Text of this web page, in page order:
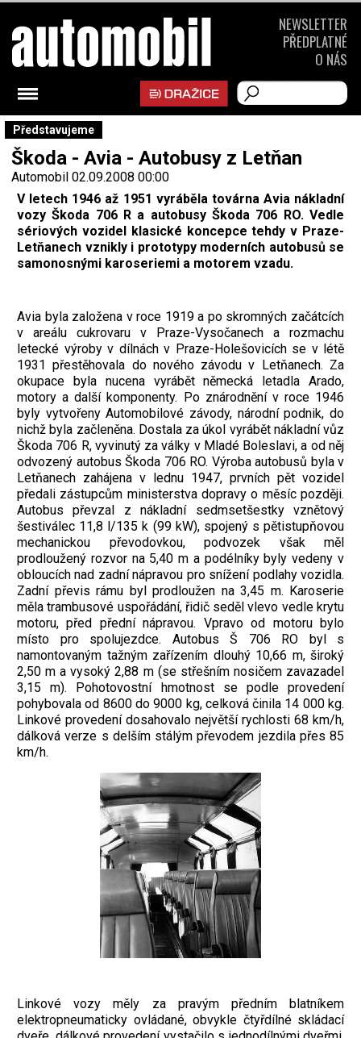
Představujeme
Škoda - Avia - Autobusy z Letňan
Automobil 02.09.2008 00:00
V letech 1946 až 1951 vyráběla továrna Avia nákladní
vozy Škoda 706 R a autobusy Škoda 706 RO. Vedle
sériových vozidel klasické koncepce tehdy v Praze-
Letňanech vznikly i prototypy moderních autobusů se
samonosnými karoseriemi a motorem vzadu.
Avia byla založena v roce 1919 a po skromných začátcích
v areálu cukrovaru v Praze-Vysočanech a rozmachu
letecké výroby v dílnách v Praze-Holešovicích se v létě
1931 přestěhovala do nového závodu v Letňanech. Za
okupace byla nucena vyrábět německá letadla Arado,
motory a další komponenty. Po znárodnění v roce 1946
byly vytvořeny Automobilové závody, národní podnik, do
nichž byla začleněna. Dostala za úkol vyrábět nákladní vůz
Škoda 706 R, vyvinutý za války v Mladé Boleslavi, a od něj
odvozený autobus Škoda 706 RO. Výroba autobusů byla v
Letňanech zahájena v lednu 1947, prvních pět vozidel
předali zástupcům ministerstva dopravy o měsíc později.
Autobus převzal z nákladní sedmsetšestky vznětový
šestiválec 11,8 l/135 k (99 kW), spojený s pětistupňovou
mechanickou převodovkou, podvozek však měl
prodloužený rozvor na 5,40 m a podélníky byly vedeny v
obloucích nad zadní nápravou pro snížení podlahy vozidla.
Zadní převis rámu byl prodloužen na 3,45 m. Karoserie
měla trambusové uspořádání, řidič seděl vlevo vedle krytu
motoru, před přední nápravou. Vpravo od motoru bylo
místo pro spolujezdce. Autobus Š 706 RO byl s
namontovaným tažným zařízením dlouhý 10,66 m, široký
2,50 m a vysoký 2,88 m (se střešním nosičem zavazadel
3,15 m). Pohotovostní hmotnost se podle provedení
pohybovala od 8600 do 9000 kg, celková činila 14 000 kg.
Linkové provedení dosahovalo největší rychlosti 68 km/h,
dálková verze s delším stálým převodem jezdila přes 85
km/h.
Linkové vozy měly za pravým předním blatníkem
elektropneumaticky ovládané, obvykle čtyřdílné skládací
NEWSLETTER
PŘEDPLATNÉ
O NÁS